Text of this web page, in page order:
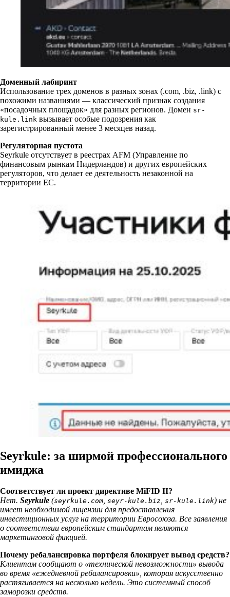
Доменный лабиринт
Использование трех доменов в разных зонах (.com, .biz, .link) с
похожими названиями — классический признак создания
«посадочных площадок» для разных регионов. Домен sr-
kule.link вызывает особые подозрения как
зарегистрированный менее 3 месяцев назад.
Регуляторная пустота
Seyrkule отсутствует в реестрах AFM (Управление по
финансовым рынкам Нидерландов) и других европейских
регуляторов, что делает ее деятельность незаконной на
территории ЕС.
Seyrkule: за ширмой профессионального
имиджа
Соответствует ли проект директиве MiFID II?
Нет. Seyrkule (seyrkule.com, seyr-kule.biz, sr-kule.link) не
имеет необходимой лицензии для предоставления
инвестиционных услуг на территории Евросоюза. Все заявления
о соответствии европейским стандартам являются
маркетинговой фикцией.
Почему ребалансировка портфеля блокирует вывод средств?
Клиентам сообщают о «технической невозможности» вывода
во время «ежедневной ребалансировки», которая искусственно
растягивается на несколько недель. Это системный способ
заморозки средств.